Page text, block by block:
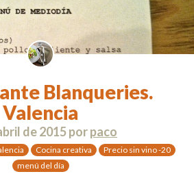
Blanqueries.
Valencia
de 2015porpaco
Cocina creativa
Precio sin vino -20
menú del día